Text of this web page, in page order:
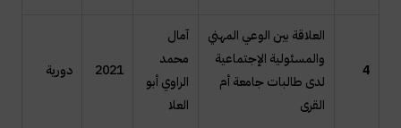
4
العلاقة بين الوعي المهني
والمسئولية الإجتماعية
لدى طالبات جامعة أم
القرى
آمال
محمد
الراوي أبو
العلا
2021 دورية